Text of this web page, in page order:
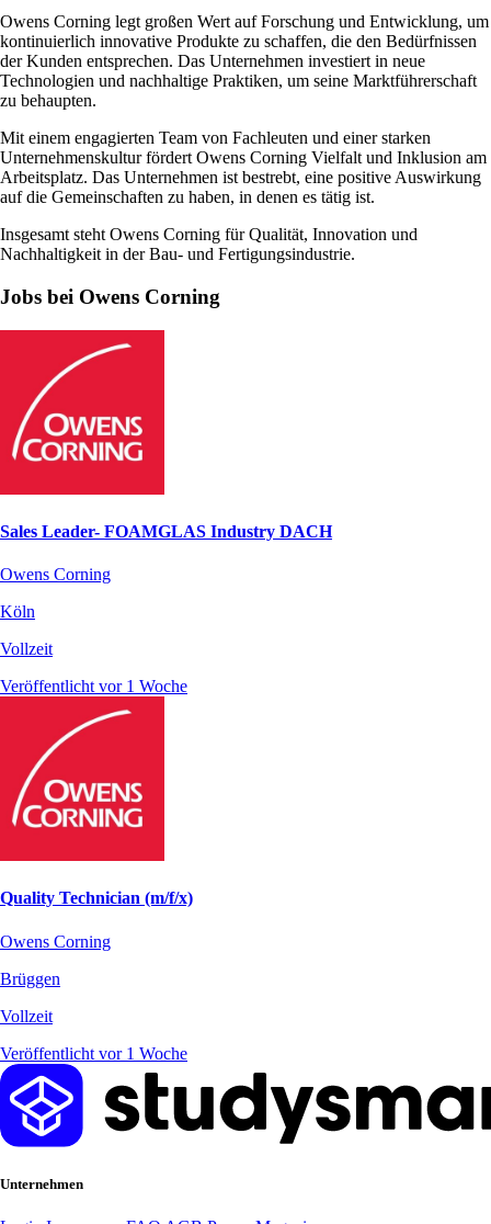
Owens Corning legt großen Wert auf Forschung und Entwicklung, um
kontinuierlich innovative Produkte zu schaffen, die den Bedürfnissen
der Kunden entsprechen. Das Unternehmen investiert in neue
Technologien und nachhaltige Praktiken, um seine Marktführerschaft
zu behaupten.
Mit einem engagierten Team von Fachleuten und einer starken
Unternehmenskultur fördert Owens Corning Vielfalt und Inklusion am
Arbeitsplatz. Das Unternehmen ist bestrebt, eine positive Auswirkung
auf die Gemeinschaften zu haben, in denen es tätig ist.
Insgesamt steht Owens Corning für Qualität, Innovation und
Nachhaltigkeit in der Bau- und Fertigungsindustrie.
Jobs bei Owens Corning
Sales Leader- FOAMGLAS Industry DACH
Owens Corning
Köln
Vollzeit
Veröffentlicht vor 1 Woche
Quality Technician (m/f/x)
Owens Corning
Brüggen
Vollzeit
Veröffentlicht vor 1 Woche
Unternehmen